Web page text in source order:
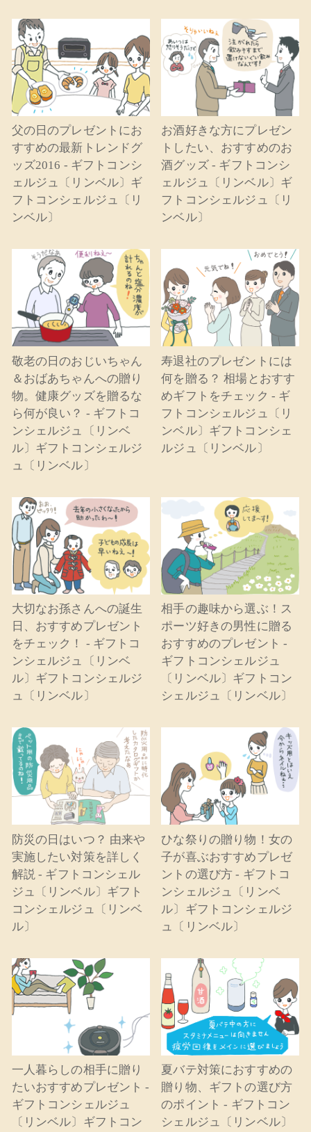
父の日のプレゼントにお
すすめの最新トレンドグ
ッズ2016 - ギフトコンシ
ェルジュ〔リンベル〕ギ
フトコンシェルジュ〔リ
ンベル〕
お酒好きな方にプレゼン
トしたい、おすすめのお
酒グッズ - ギフトコンシ
ェルジュ〔リンベル〕ギ
フトコンシェルジュ〔リ
ンベル〕
敬老の日のおじいちゃん
＆おばあちゃんへの贈り
物。健康グッズを贈るな
ら何が良い？ - ギフトコ
ンシェルジュ〔リンベ
ル〕ギフトコンシェルジ
ュ〔リンベル〕
寿退社のプレゼントには
何を贈る？ 相場とおすす
めギフトをチェック - ギ
フトコンシェルジュ〔リ
ンベル〕ギフトコンシェ
ルジュ〔リンベル〕
大切なお孫さんへの誕生
日、おすすめプレゼント
をチェック！ - ギフトコ
ンシェルジュ〔リンベ
ル〕ギフトコンシェルジ
ュ〔リンベル〕
相手の趣味から選ぶ！ス
ポーツ好きの男性に贈る
おすすめのプレゼント -
ギフトコンシェルジュ
〔リンベル〕ギフトコン
シェルジュ〔リンベル〕
防災の日はいつ？ 由来や
実施したい対策を詳しく
解説 - ギフトコンシェル
ジュ〔リンベル〕ギフト
コンシェルジュ〔リンベ
ル〕
ひな祭りの贈り物！女の
子が喜ぶおすすめプレゼ
ントの選び方 - ギフトコ
ンシェルジュ〔リンベ
ル〕ギフトコンシェルジ
ュ〔リンベル〕
一人暮らしの相手に贈り
たいおすすめプレゼント -
ギフトコンシェルジュ
〔リンベル〕ギフトコン
夏バテ対策におすすめの
贈り物、ギフトの選び方
のポイント - ギフトコン
シェルジュ〔リンベル〕